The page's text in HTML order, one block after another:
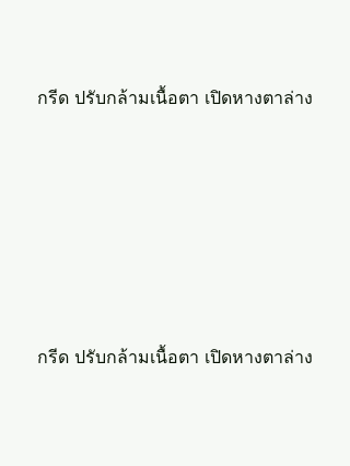
กรีด ปรับกล้ามเนื้อตา เปิดหางตาล่าง
กรีด ปรับกล้ามเนื้อตา เปิดหางตาล่าง